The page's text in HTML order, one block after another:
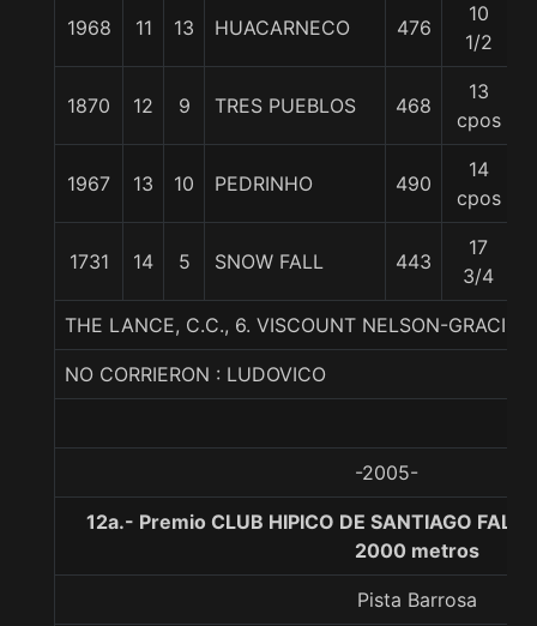
1968 11 13 HUACARNECO 476
10
1/2
1870 12 9 TRES PUEBLOS 468
13
cpos
1967 13 10 PEDRINHO 490
14
cpos
1731 14 5 SNOW FALL 443
17
3/4
THE LANCE, C.C., 6. VISCOUNT NELSON-
NO CORRIERON : LUDOVICO
-2005-
12a.- Premio CLUB HIPICO DE SANTIAGO
2000 metros
Pista Barrosa